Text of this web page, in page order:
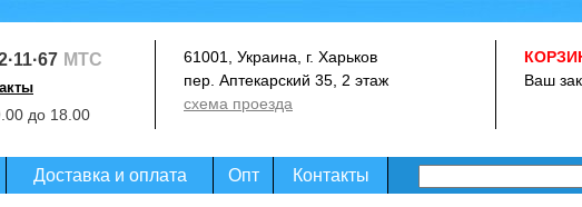
МТС
Life
до 18.00
61001, Украина, г. Харьков
пер. Аптекарский 35, 2 этаж
схема проезда
Ваш
Доставка и оплата Опт Контакты